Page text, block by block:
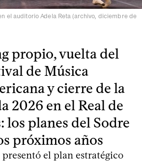
el auditorio Adela Reta (archivo, diciembre de
propio, vuelta del
de Música
y cierre de la
2026 en el Real de
los planes del Sodre
próximos años
el plan estratégico